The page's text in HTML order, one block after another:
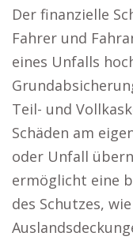
Der finanzielle
Fahrer und
eines Unfalls
Teil- und
Schäden am
oder Unfall
ermöglicht eine
des Schutzes,